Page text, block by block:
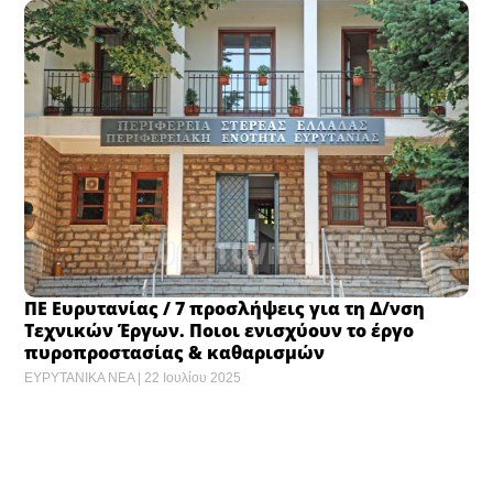
ΠΕ Ευρυτανίας / 7 προσλήψεις για τη Δ/νση
Τεχνικών Έργων. Ποιοι ενισχύουν το έργο
πυροπροστασίας & καθαρισμών
ΕΥΡΥΤΑΝΙΚΑ ΝΕΑ 22 Ιουλίου 2025